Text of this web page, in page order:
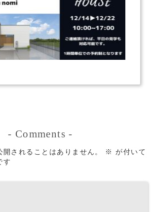
- Comments -
開されることはありません。 ※ が付いて
す